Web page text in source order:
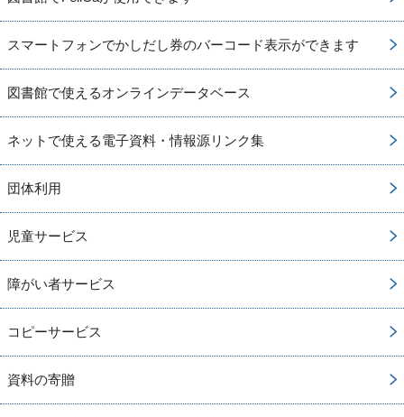
スマートフォンでかしだし券のバーコード表示ができます
図書館で使えるオンラインデータベース
ネットで使える電子資料・情報源リンク集
団体利用
児童サービス
障がい者サービス
コピーサービス
資料の寄贈